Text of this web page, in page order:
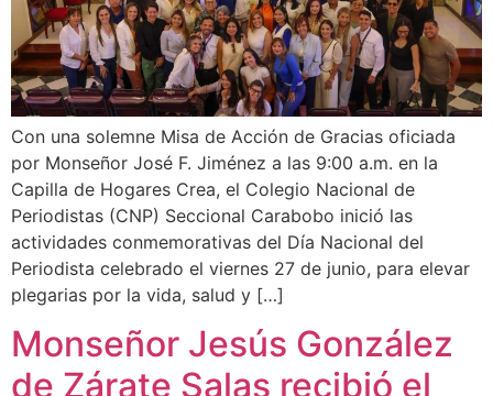
Con una solemne Misa de Acción de Gracias oficiada
por Monseñor José F. Jiménez a las 9:00 a.m. en la
Capilla de Hogares Crea, el Colegio Nacional de
Periodistas (CNP) Seccional Carabobo inició las
actividades conmemorativas del Día Nacional del
Periodista celebrado el viernes 27 de junio, para elevar
plegarias por la vida, salud y […]
Monseñor Jesús González
de Zárate Salas recibió el